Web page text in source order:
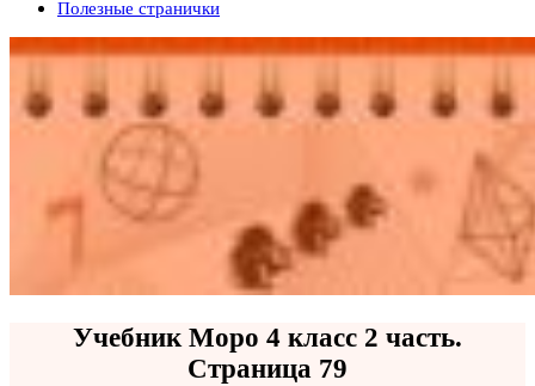
Полезные странички
Учебник Моро 4 класс 2 часть.
Страница 79